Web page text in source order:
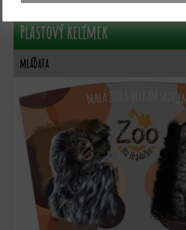
Plastový kelímek
mláďata